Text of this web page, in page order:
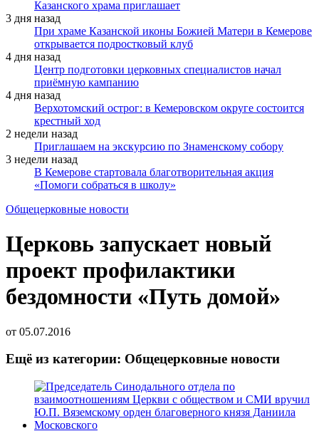
Казанского храма приглашает
3 дня назад
При храме Казанской иконы Божией Матери в Кемерове
открывается подростковый клуб
4 дня назад
Центр подготовки церковных специалистов начал
приёмную кампанию
4 дня назад
Верхотомский острог: в Кемеровском округе состоится
крестный ход
2 недели назад
Приглашаем на экскурсию по Знаменскому собору
3 недели назад
В Кемерове стартовала благотворительная акция
«Помоги собраться в школу»
Общецерковные новости
Церковь запускает новый
проект профилактики
бездомности «Путь домой»
от 05.07.2016
Ещё из категории: Общецерковные новости